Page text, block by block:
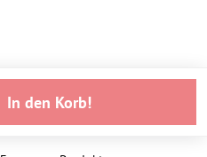
In den Korb!